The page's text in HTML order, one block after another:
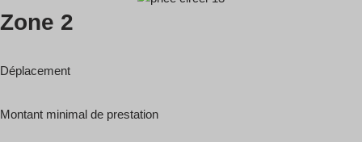
Zone 2
Déplacement
Montant minimal de prestation